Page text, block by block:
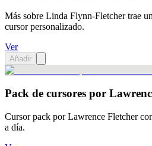
Más sobre Linda Flynn-Fletcher trae
cursor personalizado.
Ver
Añadir
Pack de cursores por
Cursor pack por Lawrence Fletcher
a día.